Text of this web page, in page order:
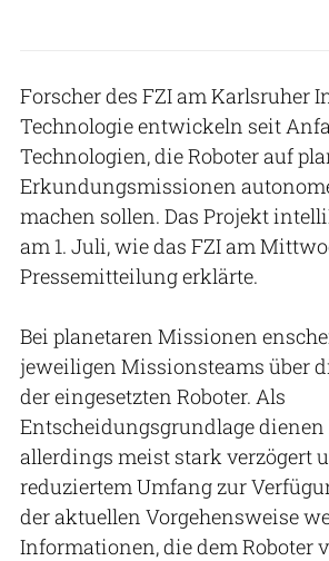
Forscher des FZI am Karlsruher
Technologie entwickeln seit
Technologien, die Roboter auf
Erkundungsmissionen
machen sollen. Das Projekt
am 1. Juli, wie das FZI am
Pressemitteilung erklärte.
Bei planetaren Missionen
jeweiligen Missionsteams über
der eingesetzten Roboter. Als
Entscheidungsgrundlage dienen
allerdings meist stark verzögert
reduziertem Umfang zur
der aktuellen Vorgehensweise
Informationen, die dem Roboter